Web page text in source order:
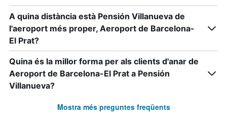
A quina distància està Pensión Villanueva de
l'aeroport més proper, Aeroport de Barcelona-
El Prat?
Quina és la millor forma per als clients d'anar de
Aeroport de Barcelona-El Prat a Pensión
Villanueva?
Mostra més preguntes freqüents